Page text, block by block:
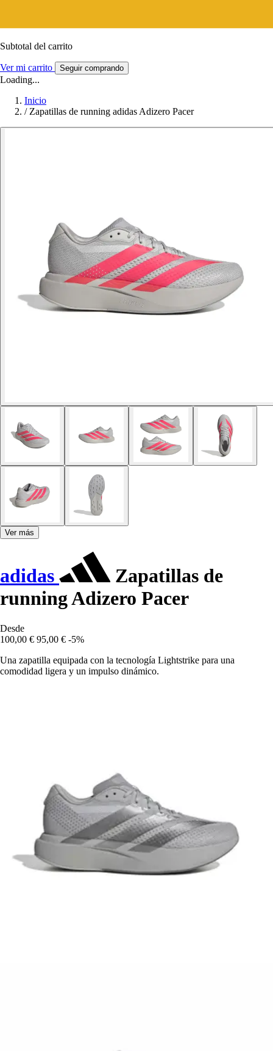
Subtotal del carrito
Ver mi carrito Seguir comprando
Loading...
Inicio
/ Zapatillas de running adidas Adizero Pacer
Ver más
adidas
Zapatillas de
running Adizero Pacer
Desde
100,00 € 95,00 € -5%
Una zapatilla equipada con la tecnología Lightstrike para una
comodidad ligera y un impulso dinámico.